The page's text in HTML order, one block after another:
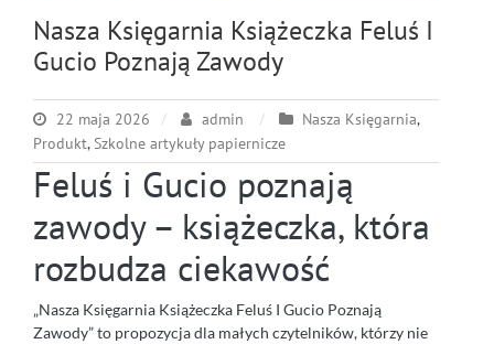
Nasza Księgarnia Książeczka Feluś I
Gucio Poznają Zawody
22 maja 2026 admin Nasza Księgarnia,
Produkt, Szkolne artykuły papiernicze
Feluś i Gucio poznają
zawody – książeczka, która
rozbudza ciekawość
„Nasza Księgarnia Książeczka Feluś I Gucio Poznają
Zawody” to propozycja dla małych czytelników, którzy nie